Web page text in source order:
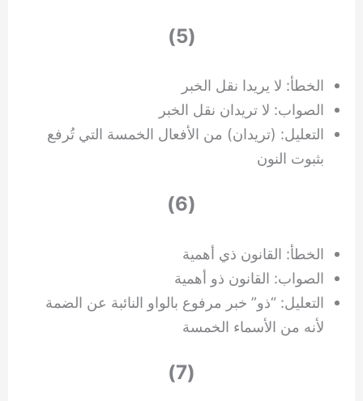
(5)
الخطأ: لا يريدا نقل الخبر
الصواب: لا تريدان نقل الخبر
التعليل: (تريدان) من الأفعال الخمسة التي تُرفع
بثبوت النون
(6)
الخطأ: القانون ذي أهمية
الصواب: القانون ذو أهمية
التعليل: “ذو” خبر مرفوع بالواو النائبة عن الضمة
لأنه من الأسماء الخمسة
(7)